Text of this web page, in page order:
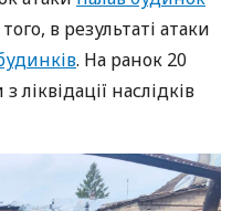
в результаті атаки
. На ранок 20
наслідків